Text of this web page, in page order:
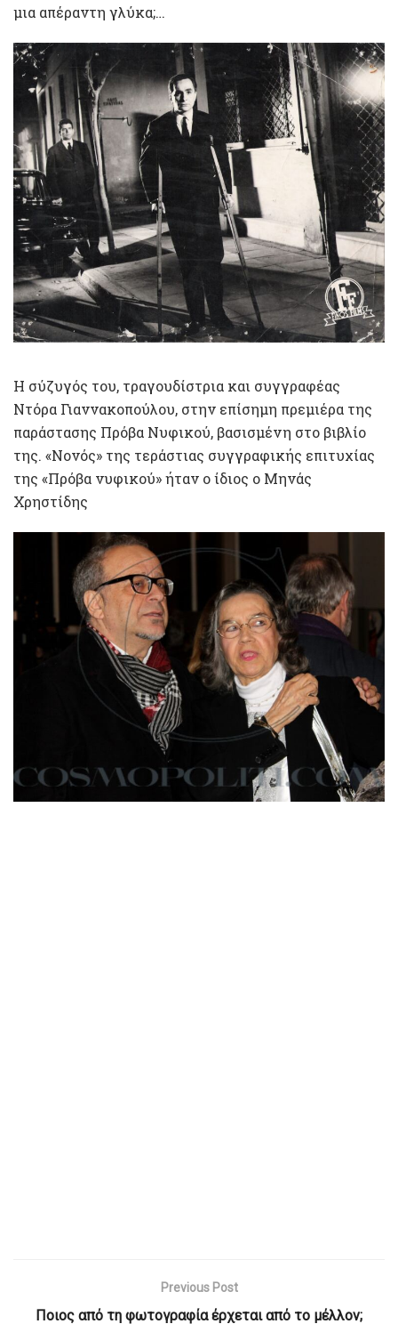
μια απέραντη γλύκα;…
Η σύζυγός του, τραγουδίστρια και συγγραφέας
Ντόρα Γιαννακοπούλου, στην επίσημη πρεμιέρα της
παράστασης Πρόβα Νυφικού, βασισμένη στο βιβλίο
της. «Νονός» της τεράστιας συγγραφικής επιτυχίας
της «Πρόβα νυφικού» ήταν ο ίδιος ο Μηνάς
Χρηστίδης
Previous Post
Ποιος από τη φωτογραφία έρχεται από το μέλλον;